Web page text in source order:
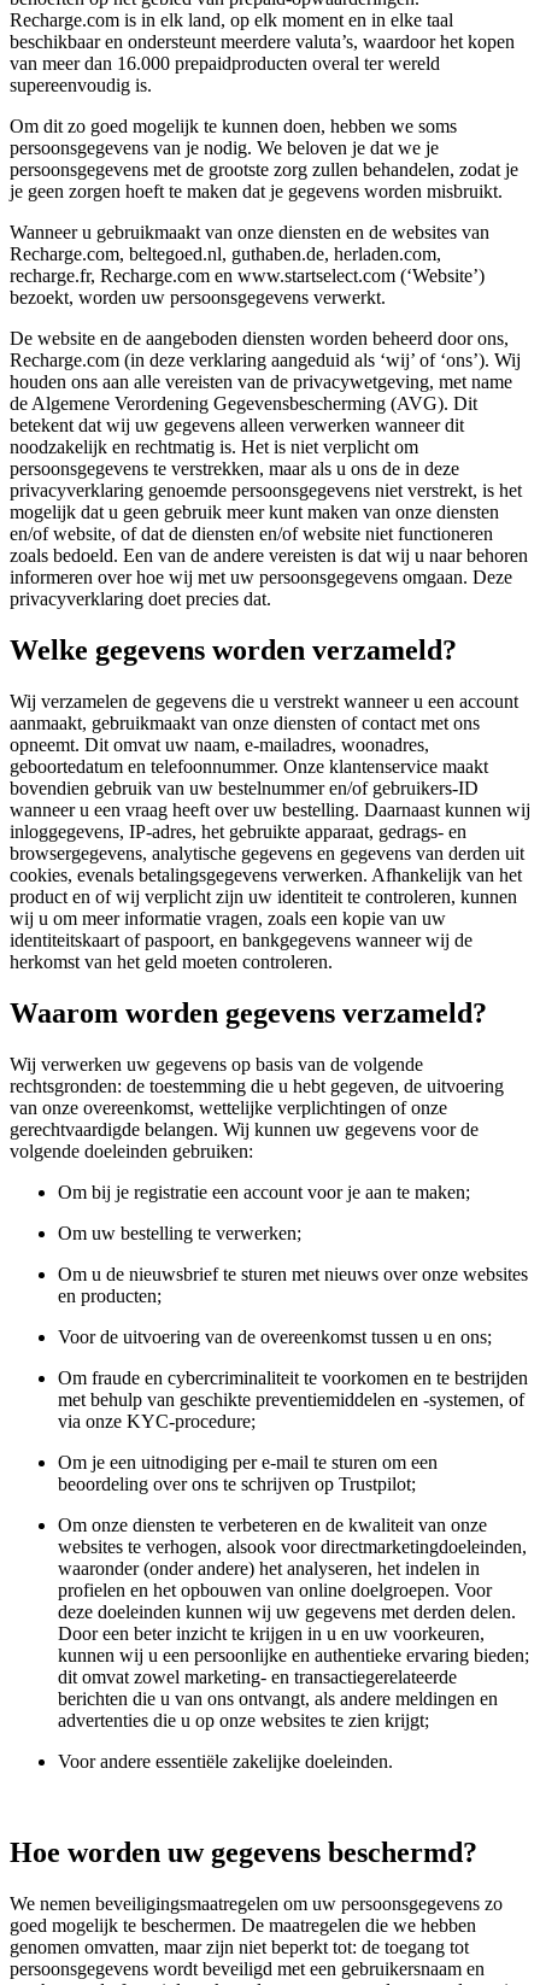
Recharge.com is in elk land, op elk moment en in elke taal
beschikbaar en ondersteunt meerdere valuta’s, waardoor het kopen
van meer dan 16.000 prepaidproducten overal ter wereld
supereenvoudig is.
Om dit zo goed mogelijk te kunnen doen, hebben we soms
persoonsgegevens van je nodig. We beloven je dat we je
persoonsgegevens met de grootste zorg zullen behandelen, zodat je
je geen zorgen hoeft te maken dat je gegevens worden misbruikt.
Wanneer u gebruikmaakt van onze diensten en de websites van
Recharge.com, beltegoed.nl, guthaben.de, herladen.com,
recharge.fr, Recharge.com en www.startselect.com (‘Website’)
bezoekt, worden uw persoonsgegevens verwerkt.
De website en de aangeboden diensten worden beheerd door ons,
Recharge.com (in deze verklaring aangeduid als ‘wij’ of ‘ons’). Wij
houden ons aan alle vereisten van de privacywetgeving, met name
de Algemene Verordening Gegevensbescherming (AVG). Dit
betekent dat wij uw gegevens alleen verwerken wanneer dit
noodzakelijk en rechtmatig is. Het is niet verplicht om
persoonsgegevens te verstrekken, maar als u ons de in deze
privacyverklaring genoemde persoonsgegevens niet verstrekt, is het
mogelijk dat u geen gebruik meer kunt maken van onze diensten
en/of website, of dat de diensten en/of website niet functioneren
zoals bedoeld. Een van de andere vereisten is dat wij u naar behoren
informeren over hoe wij met uw persoonsgegevens omgaan. Deze
privacyverklaring doet precies dat.
Welke gegevens worden verzameld?
Wij verzamelen de gegevens die u verstrekt wanneer u een account
aanmaakt, gebruikmaakt van onze diensten of contact met ons
opneemt. Dit omvat uw naam, e-mailadres, woonadres,
geboortedatum en telefoonnummer. Onze klantenservice maakt
bovendien gebruik van uw bestelnummer en/of gebruikers-ID
wanneer u een vraag heeft over uw bestelling. Daarnaast kunnen wij
inloggegevens, IP-adres, het gebruikte apparaat, gedrags- en
browsergegevens, analytische gegevens en gegevens van derden uit
cookies, evenals betalingsgegevens verwerken. Afhankelijk van het
product en of wij verplicht zijn uw identiteit te controleren, kunnen
wij u om meer informatie vragen, zoals een kopie van uw
identiteitskaart of paspoort, en bankgegevens wanneer wij de
herkomst van het geld moeten controleren.
Waarom worden gegevens verzameld?
Wij verwerken uw gegevens op basis van de volgende
rechtsgronden: de toestemming die u hebt gegeven, de uitvoering
van onze overeenkomst, wettelijke verplichtingen of onze
gerechtvaardigde belangen. Wij kunnen uw gegevens voor de
volgende doeleinden gebruiken:
Om bij je registratie een account voor je aan te maken;
Om uw bestelling te verwerken;
Om u de nieuwsbrief te sturen met nieuws over onze websites
en producten;
Voor de uitvoering van de overeenkomst tussen u en ons;
Om fraude en cybercriminaliteit te voorkomen en te bestrijden
met behulp van geschikte preventiemiddelen en -systemen, of
via onze KYC-procedure;
Om je een uitnodiging per e-mail te sturen om een
beoordeling over ons te schrijven op Trustpilot;
Om onze diensten te verbeteren en de kwaliteit van onze
websites te verhogen, alsook voor directmarketingdoeleinden,
waaronder (onder andere) het analyseren, het indelen in
profielen en het opbouwen van online doelgroepen. Voor
deze doeleinden kunnen wij uw gegevens met derden delen.
Door een beter inzicht te krijgen in u en uw voorkeuren,
kunnen wij u een persoonlijke en authentieke ervaring bieden;
dit omvat zowel marketing- en transactiegerelateerde
berichten die u van ons ontvangt, als andere meldingen en
advertenties die u op onze websites te zien krijgt;
Voor andere essentiële zakelijke doeleinden.
Hoe worden uw gegevens beschermd?
We nemen beveiligingsmaatregelen om uw persoonsgegevens zo
goed mogelijk te beschermen. De maatregelen die we hebben
genomen omvatten, maar zijn niet beperkt tot: de toegang tot
persoonsgegevens wordt beveiligd met een gebruikersnaam en